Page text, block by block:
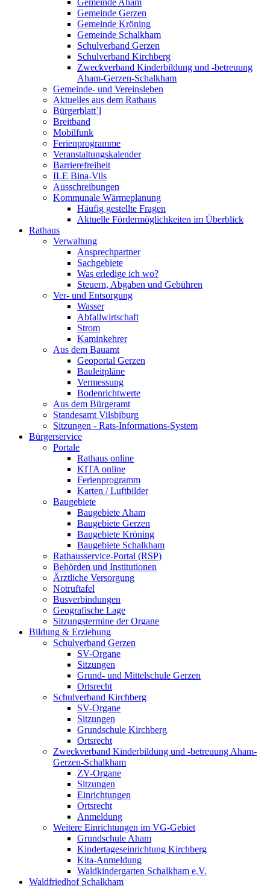
Gemeinde Aham
Gemeinde Gerzen
Gemeinde Kröning
Gemeinde Schalkham
Schulverband Gerzen
Schulverband Kirchberg
Zweckverband Kinderbildung und -betreuung
Aham-Gerzen-Schalkham
Gemeinde- und Vereinsleben
Aktuelles aus dem Rathaus
Bürgerblatt`l
Breitband
Mobilfunk
Ferienprogramme
Veranstaltungskalender
Barrierefreiheit
ILE Bina-Vils
Ausschreibungen
Kommunale Wärmeplanung
Häufig gestellte Fragen
Aktuelle Fördermöglichkeiten im Überblick
Rathaus
Verwaltung
Ansprechpartner
Sachgebiete
Was erledige ich wo?
Steuern, Abgaben und Gebühren
Ver- und Entsorgung
Wasser
Abfallwirtschaft
Strom
Kaminkehrer
Aus dem Bauamt
Geoportal Gerzen
Bauleitpläne
Vermessung
Bodenrichtwerte
Aus dem Bürgeramt
Standesamt Vilsbiburg
Sitzungen - Rats-Informations-System
Bürgerservice
Portale
Rathaus online
KITA online
Ferienprogramm
Karten / Luftbilder
Baugebiete
Baugebiete Aham
Baugebiete Gerzen
Baugebiete Kröning
Baugebiete Schalkham
Rathausservice-Portal (RSP)
Behörden und Institutionen
Ärztliche Versorgung
Notruftafel
Busverbindungen
Geografische Lage
Sitzungstermine der Organe
Bildung & Erziehung
Schulverband Gerzen
SV-Organe
Sitzungen
Grund- und Mittelschule Gerzen
Ortsrecht
Schulverband Kirchberg
SV-Organe
Sitzungen
Grundschule Kirchberg
Ortsrecht
Zweckverband Kinderbildung und -betreuung Aham-
Gerzen-Schalkham
ZV-Organe
Sitzungen
Einrichtungen
Ortsrecht
Anmeldung
Weitere Einrichtungen im VG-Gebiet
Grundschule Aham
Kindertageseinrichtung Kirchberg
Kita-Anmeldung
Waldkindergarten Schalkham e.V.
Waldfriedhof Schalkham